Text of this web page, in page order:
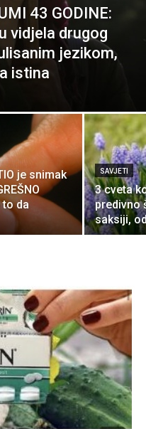
43 GODINE:
vidjela drugog
jezikom,
istina
je snimak
to da
SAVJETI
3 cveta
predivno
saksiji,